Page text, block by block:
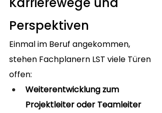
Perspektiven
Einmal im Beruf angekommen,
stehen Fachplanern LST viele Türen
offen:
Weiterentwicklung zum
Projektleiter oder Teamleiter